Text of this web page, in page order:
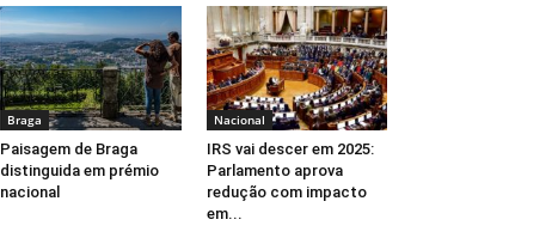
Braga
Paisagem de Braga
distinguida em prémio
nacional
Nacional
IRS vai descer em 2025:
Parlamento aprova
redução com impacto
em...